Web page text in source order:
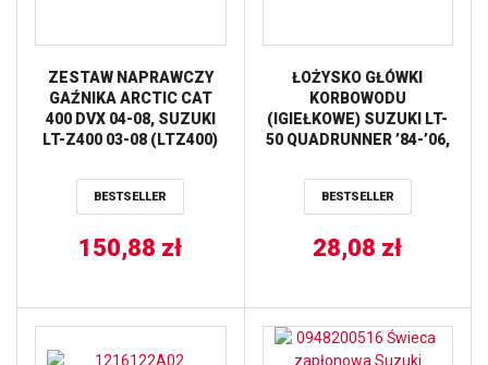
ZESTAW NAPRAWCZY
GAŹNIKA ARCTIC CAT
400 DVX 04-08, SUZUKI
LT-Z400 03-08 (LTZ400)
BESTSELLER
150,88 zł
ŁOŻYSKO GŁÓWKI
KORBOWODU
(IGIEŁKOWE) SUZUKI LT-
50 QUADRUNNER ’84-’06,
’87-’06 (PATRZ OPIS
DODATKOWY) (12X16X16)
BESTSELLER
28,08 zł